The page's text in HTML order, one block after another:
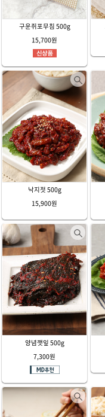
구운쥐포무침 500g
15,700원
낙지젓 500g
15,900원
양념깻잎 500g
7,300원